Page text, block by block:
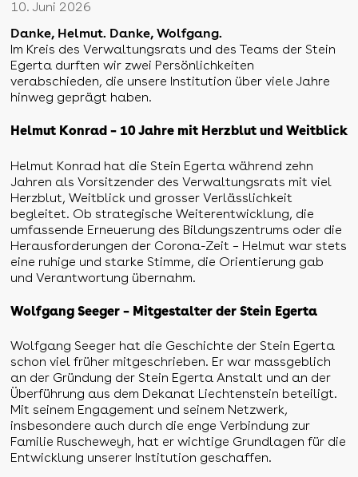
10. Juni 2026
Danke, Helmut. Danke, Wolfgang.
Im Kreis des Verwaltungsrats und des Teams der Stein
Egerta durften wir zwei Persönlichkeiten
verabschieden, die unsere Institution über viele Jahre
hinweg geprägt haben.
Helmut Konrad – 10 Jahre mit Herzblut und Weitblick
Helmut Konrad hat die Stein Egerta während zehn
Jahren als Vorsitzender des Verwaltungsrats mit viel
Herzblut, Weitblick und grosser Verlässlichkeit
begleitet. Ob strategische Weiterentwicklung, die
umfassende Erneuerung des Bildungszentrums oder die
Herausforderungen der Corona-Zeit – Helmut war stets
eine ruhige und starke Stimme, die Orientierung gab
und Verantwortung übernahm.
Wolfgang Seeger – Mitgestalter der Stein Egerta
Wolfgang Seeger hat die Geschichte der Stein Egerta
schon viel früher mitgeschrieben. Er war massgeblich
an der Gründung der Stein Egerta Anstalt und an der
Überführung aus dem Dekanat Liechtenstein beteiligt.
Mit seinem Engagement und seinem Netzwerk,
insbesondere auch durch die enge Verbindung zur
Familie Ruscheweyh, hat er wichtige Grundlagen für die
Entwicklung unserer Institution geschaffen.